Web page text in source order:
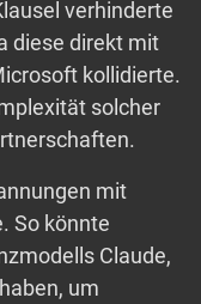
verhinderte
diese direkt mit
kollidierte.
solcher
mit
So könnte
Claude,
um